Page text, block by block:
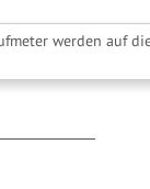
werden auf